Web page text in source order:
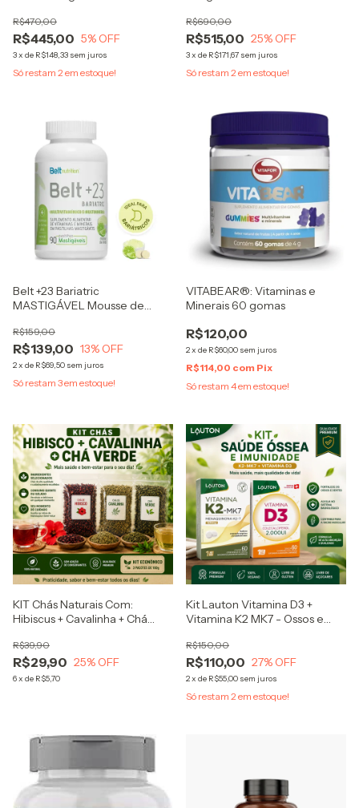
R$445,00
R$470,00
5% OFF
3x de R$148,33 sem juros
Só restam 2 em estoque!
R$515,00
R$690,00
25% OFF
3x de R$171,67 sem juros
Só restam 2 em estoque!
Belt +23 Bariatric
MASTIGÁVEL Mousse de
Multimineral
R$139,00
R$159,00
13% OFF
2x de R$69,50 sem juros
Só restam 3em estoque!
VITABEAR®: Vitaminas e
Minerais 60 gomas
R$120,00
2x de R$60,00 sem juros
R$114,00 com Pix
Só restam 4em estoque!
KIT Chás Naturais Com:
Hibiscus + Cavalinha + Chá
R$29,90
R$39,90
25% OFF
6x de R$5,70
Kit Lauton Vitamina D3 +
Vitamina K2 MK7 - Ossos e
R$110,00
R$150,00
27% OFF
2x de R$55,00 sem juros
Só restam 2 em estoque!